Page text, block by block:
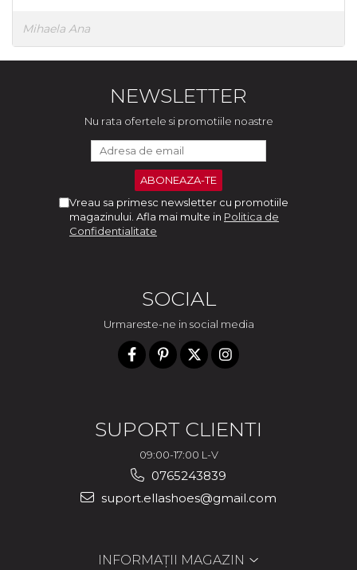
Mihaela Ana
NEWSLETTER
Nu rata ofertele si promotiile noastre
Vreau sa primesc newsletter cu promotiile
magazinului. Afla mai multe in Politica de
Confidentialitate
SOCIAL
Urmareste-ne in social media
SUPORT CLIENTI
09:00-17:00 L-V
0765243839
suport.ellashoes@gmail.com
INFORMAȚII MAGAZIN